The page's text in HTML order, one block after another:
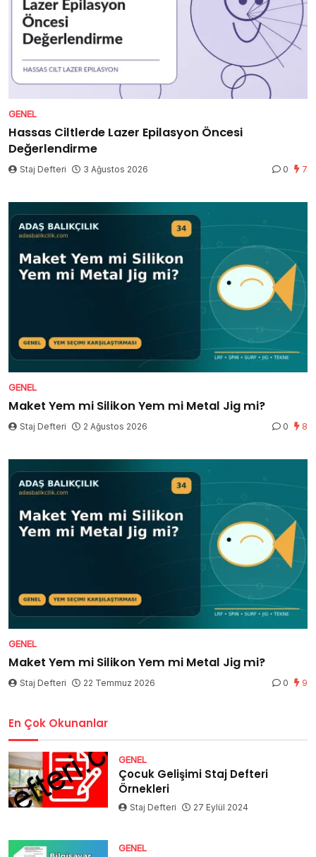
GENEL
Hassas Ciltlerde Lazer Epilasyon Öncesi
Değerlendirme
Staj Defteri 3 Ağustos 2026 0 7
GENEL
Maket Yem mi Silikon Yem mi Metal Jig mi?
Staj Defteri 2 Ağustos 2026 0 8
GENEL
Maket Yem mi Silikon Yem mi Metal Jig mi?
Staj Defteri 22 Temmuz 2026 0 9
En Çok Okunanlar
GENEL
Çocuk Gelişimi Staj Defteri
Örnekleri
Staj Defteri 27 Eylül 2024
GENEL